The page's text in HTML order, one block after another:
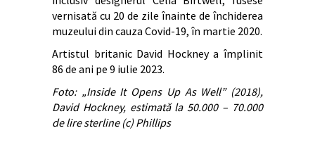
vernisată cu 20 de zile înainte de închiderea
muzeului din cauza Covid-19, în martie 2020.
Artistul britanic David Hockney a împlinit
86 de ani pe 9 iulie 2023.
Foto: „Inside It Opens Up As Well” (2018),
David Hockney, estimată la 50.000 – 70.000
de lire sterline (c) Phillips